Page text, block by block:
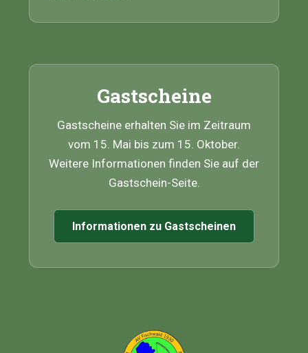
Gastscheine
Gastscheine erhalten Sie im Zeitraum
vom 15. Mai bis zum 15. Oktober.
Weitere Informationen finden Sie auf der
Gastschein-Seite.
Informationen zu Gastscheinen